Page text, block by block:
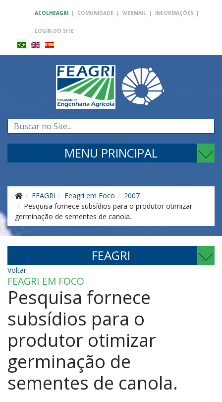
ACOLHEAGRI | COMUNIDADE | WEBMAIL | INFORMAÇÕES |
LOGIN DO SITE
Pesquisar...
MENU PRINCIPAL
FEAGRI Feagri em Foco
2007
Pesquisa fornece subsídios para o produtor otimizar
germinação de sementes de canola.
FEAGRI
Voltar
FEAGRI EM FOCO
Pesquisa fornece
subsídios para o
produtor otimizar
germinação de
sementes de canola.